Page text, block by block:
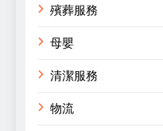
殯葬服務
母嬰
清潔服務
物流